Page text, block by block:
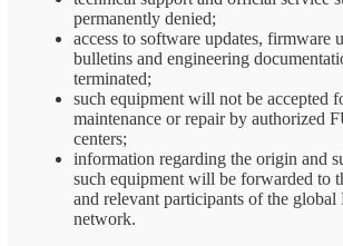
permanently denied;
access to software updates, firmware
bulletins and engineering
terminated;
such equipment will not be accepted
maintenance or repair by authorized
centers;
information regarding the origin and
such equipment will be forwarded to
and relevant participants of the
network.